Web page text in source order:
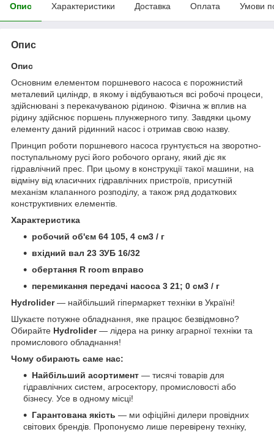
Опис Характеристики Доставка Оплата Умови
Опис
Опис
Основним елементом поршневого насоса є порожнистий
металевий циліндр, в якому і відбуваються всі робочі процеси,
здійснювані з перекачуваною рідиною. Фізична ж вплив на
рідину здійснює поршень плунжерного типу. Завдяки цьому
елементу даний рідинний насос і отримав свою назву.
Принцип роботи поршневого насоса грунтується на зворотно-
поступальному русі його робочого органу, який діє як
гідравлічний прес. При цьому в конструкції такої машини, на
відміну від класичних гідравлічних пристроїв, присутній
механізм клапанного розподілу, а також ряд додаткових
конструктивних елементів.
Характеристика
робочий об'єм 64 105, 4 см3 / г
вхідний вал 23 ЗУБ 16/32
обертання R room вправо
перемикання передачі насоса 3 21; 0 см3 / г
Hydrolider— найбільший гіпермаркет техніки в Україні!
Шукаєте потужне обладнання, яке працює безвідмовно?
Обирайте Hydrolider— лідера на ринку аграрної техніки та
промислового обладнання!
Чому обирають саме нас:
Найбільший асортимент — тисячі товарів для
гідравлічних систем, агросектору, промисловості або
бізнесу. Усе в одному місці!
Гарантована якість — ми офіційні дилери провідних
світових брендів. Пропонуємо лише перевірену техніку,